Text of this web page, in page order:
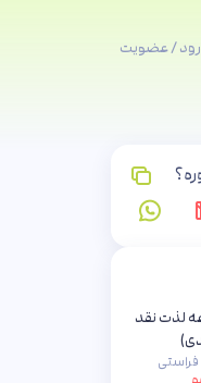
/ عضویت
لذت نقد